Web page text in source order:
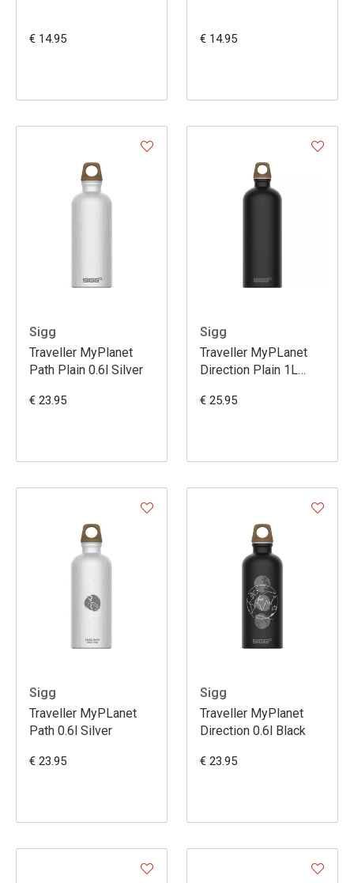
€ 14.95 € 14.95
Sigg
Traveller MyPlanet
Path Plain 0.6l Silver
€ 23.95
Sigg
Traveller MyPLanet
Direction Plain 1L
€ 25.95
Sigg
Traveller MyPLanet
Path 0.6l Silver
€ 23.95
Sigg
Traveller MyPlanet
Direction 0.6l Black
€ 23.95